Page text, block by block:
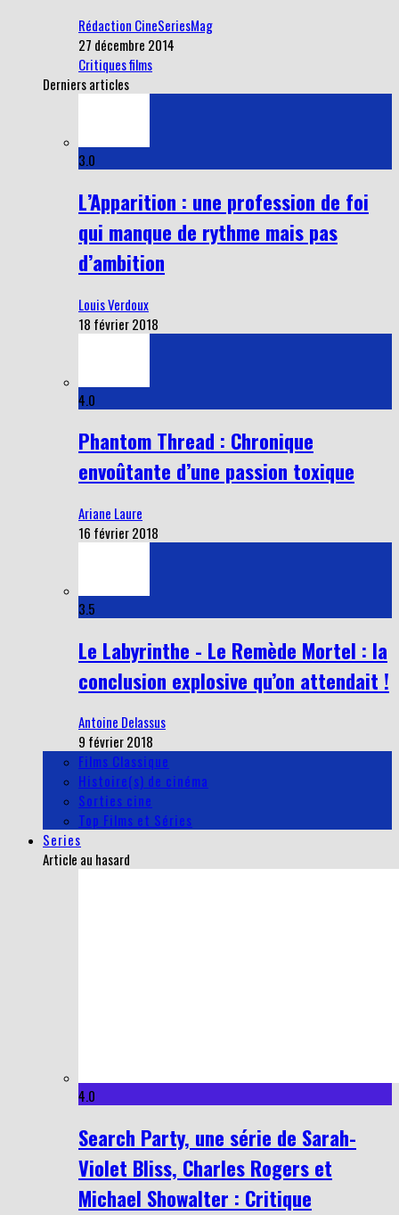
Rédaction CineSeriesMag
27 décembre 2014
Critiques films
Derniers articles
3.0
L’Apparition : une profession de foi
qui manque de rythme mais pas
d’ambition
Louis Verdoux
18 février 2018
4.0
Phantom Thread : Chronique
envoûtante d’une passion toxique
Ariane Laure
16 février 2018
3.5
Le Labyrinthe - Le Remède Mortel : la
conclusion explosive qu’on attendait !
Antoine Delassus
9 février 2018
Films Classique
Histoire(s) de cinéma
Sorties cine
Top Films et Séries
Series
Article au hasard
4.0
Search Party, une série de Sarah-
Violet Bliss, Charles Rogers et
Michael Showalter : Critique